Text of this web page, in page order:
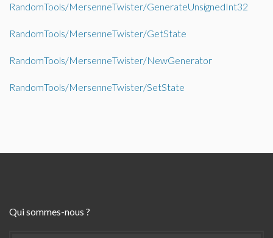
RandomTools/MersenneTwister/GenerateUnsignedInt32
RandomTools/MersenneTwister/GetState
RandomTools/MersenneTwister/NewGenerator
RandomTools/MersenneTwister/SetState
Qui sommes-nous ?